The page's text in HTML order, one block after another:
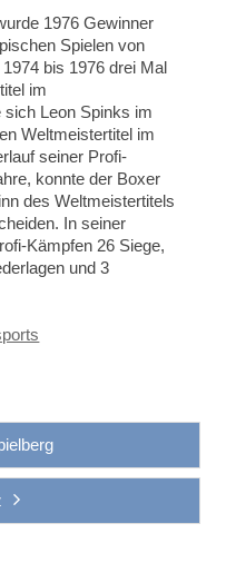
1976 Gewinner
Spielen von
bis 1976 drei Mal
im
sich Leon Spinks im
Weltmeistertitel im
seiner Profi-
konnte der Boxer
des Weltmeistertitels
In seiner
Kämpfen 26 Siege,
und 3